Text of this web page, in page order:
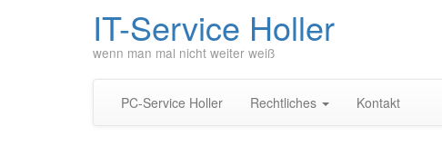
IT-Service Holler
wenn man mal nicht weiter weiß
PC-Service Holler Rechtliches Kontakt